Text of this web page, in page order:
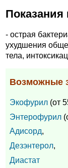
- острая
ухудшения
тела,
Возможные
Экофурил (от
Энтерофурил
Адисорд,
Дезэнтерол,
Диастат